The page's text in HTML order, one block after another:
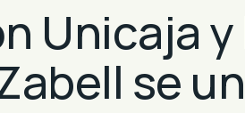
Unicaja
se